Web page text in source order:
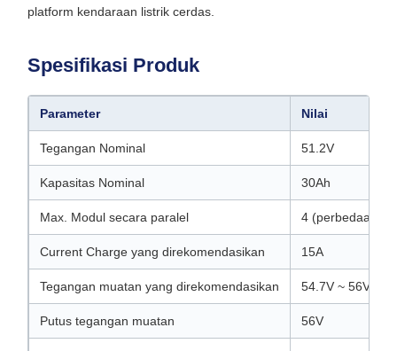
platform kendaraan listrik cerdas.
Spesifikasi Produk
Parameter Nilai
Tegangan Nominal 51.2V
Kapasitas Nominal 30Ah
Max. Modul secara paralel 4 (perbedaan
Current Charge yang direkomendasikan 15A
Tegangan muatan yang direkomendasikan 54.7V ~ 56V
Putus tegangan muatan 56V